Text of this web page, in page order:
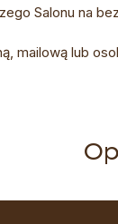
Salonu na
mailową lub